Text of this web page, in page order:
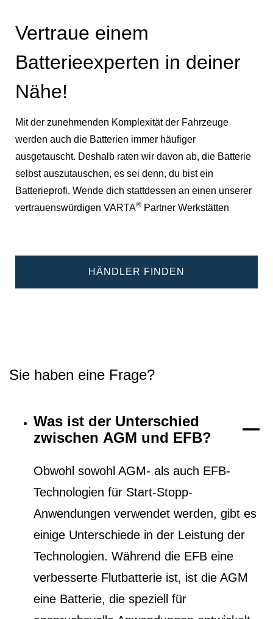
Vertraue einem
Batterieexperten in deiner
Nähe!
Mit der zunehmenden Komplexität der Fahrzeuge
werden auch die Batterien immer häufiger
ausgetauscht. Deshalb raten wir davon ab, die Batterie
selbst auszutauschen, es sei denn, du bist ein
Batterieprofi. Wende dich stattdessen an einen unserer
vertrauenswürdigen VARTA® Partner Werkstätten
HÄNDLER FINDEN
Sie haben eine Frage?
Was ist der Unterschied
zwischen AGM und EFB?
Obwohl sowohl AGM- als auch EFB-
Technologien für Start-Stopp-
Anwendungen verwendet werden, gibt es
einige Unterschiede in der Leistung der
Technologien. Während die EFB eine
verbesserte Flutbatterie ist, ist die AGM
eine Batterie, die speziell für